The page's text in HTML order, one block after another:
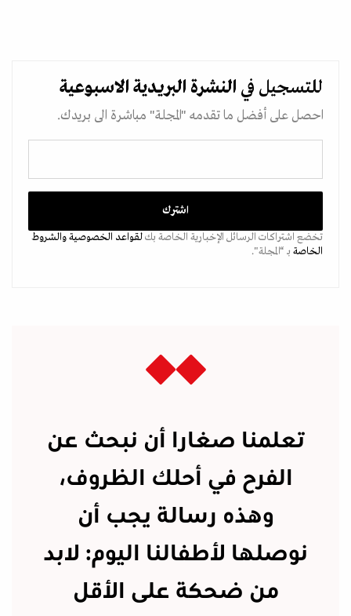
للتسجيل في النشرة البريدية الاسبوعية
احصل على أفضل ما تقدمه "المجلة" مباشرة الى بريدك.
تخضع اشتراكات الرسائل الإخبارية الخاصة بكلقواعد الخصوصيةوالشروط
الخاصة بـ “المجلة".
تعلمنا صغارا أن نبحث عن
الفرح في أحلك الظروف،
وهذه رسالة يجب أن
نوصلها لأطفالنا اليوم: لابد
من ضحكة على الأقل